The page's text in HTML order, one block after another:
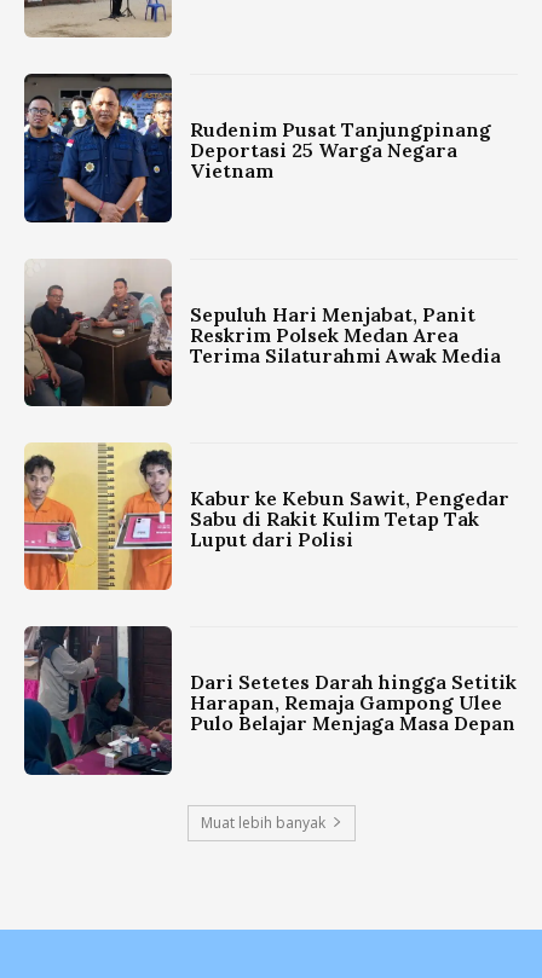
Rudenim Pusat Tanjungpinang
Deportasi 25 Warga Negara
Vietnam
Sepuluh Hari Menjabat, Panit
Reskrim Polsek Medan Area
Terima Silaturahmi Awak Media
Kabur ke Kebun Sawit, Pengedar
Sabu di Rakit Kulim Tetap Tak
Luput dari Polisi
Dari Setetes Darah hingga Setitik
Harapan, Remaja Gampong Ulee
Pulo Belajar Menjaga Masa Depan
Muat lebih banyak